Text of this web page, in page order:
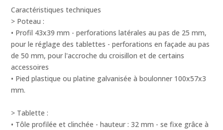
tablettes
tôlées
pour
charges
mi-
Ad'vance
Caractéristiques techniques
> Poteau :
• Profil 43x39 mm - perforations latérales au pas de 25 mm,
pour le réglage des tablettes - perforations en façade au pas
de 50 mm, pour l'accroche du croisillon et de certains
accessoires
• Pied plastique ou platine galvanisée à boulonner 100x57x3
mm.
> Tablette :
• Tôle profilée et clinchée - hauteur : 32 mm - se fixe grâce à